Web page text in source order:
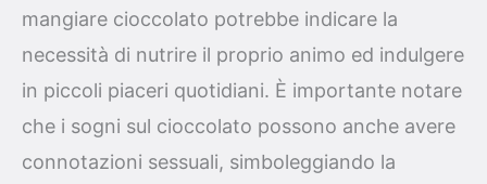
mangiare cioccolato potrebbe indicare la
necessità di nutrire il proprio animo ed indulgere
in piccoli piaceri quotidiani. È importante notare
che i sogni sul cioccolato possono anche avere
connotazioni sessuali, simboleggiando la